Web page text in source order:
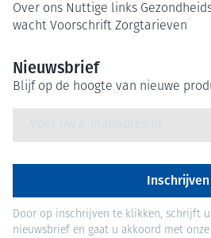
Over ons Nuttige links
wacht Voorschrift Zorgtarieven
Nieuwsbrief
Blijf op de hoogte van nieuwe
Inschrijven
Door op inschrijven te klikken, schrijft
nieuwsbrief en gaat u akkoord met onze